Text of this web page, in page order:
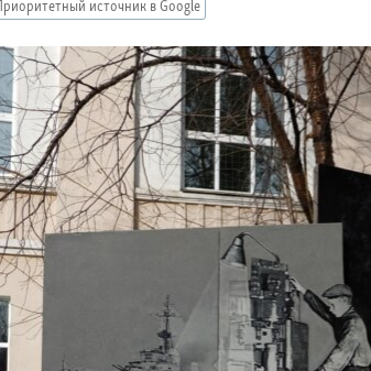
Приоритетный источник в Google